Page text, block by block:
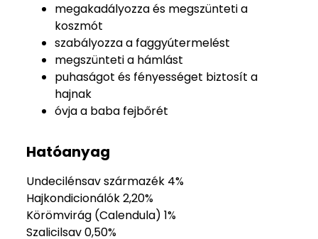
megakadályozza és megszünteti a
koszmót
szabályozza a faggyútermelést
megszünteti a hámlást
puhaságot és fényességet biztosít a
hajnak
óvja a baba fejbőrét
Hatóanyag
Undecilénsav származék 4%
Hajkondicionálók 2,20%
Körömvirág (Calendula) 1%
Szalicilsav 0,50%